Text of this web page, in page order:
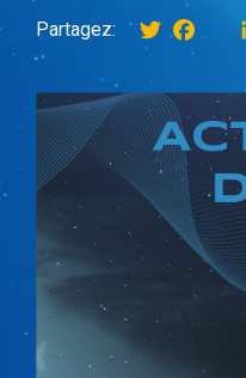
Partagez: Twitter